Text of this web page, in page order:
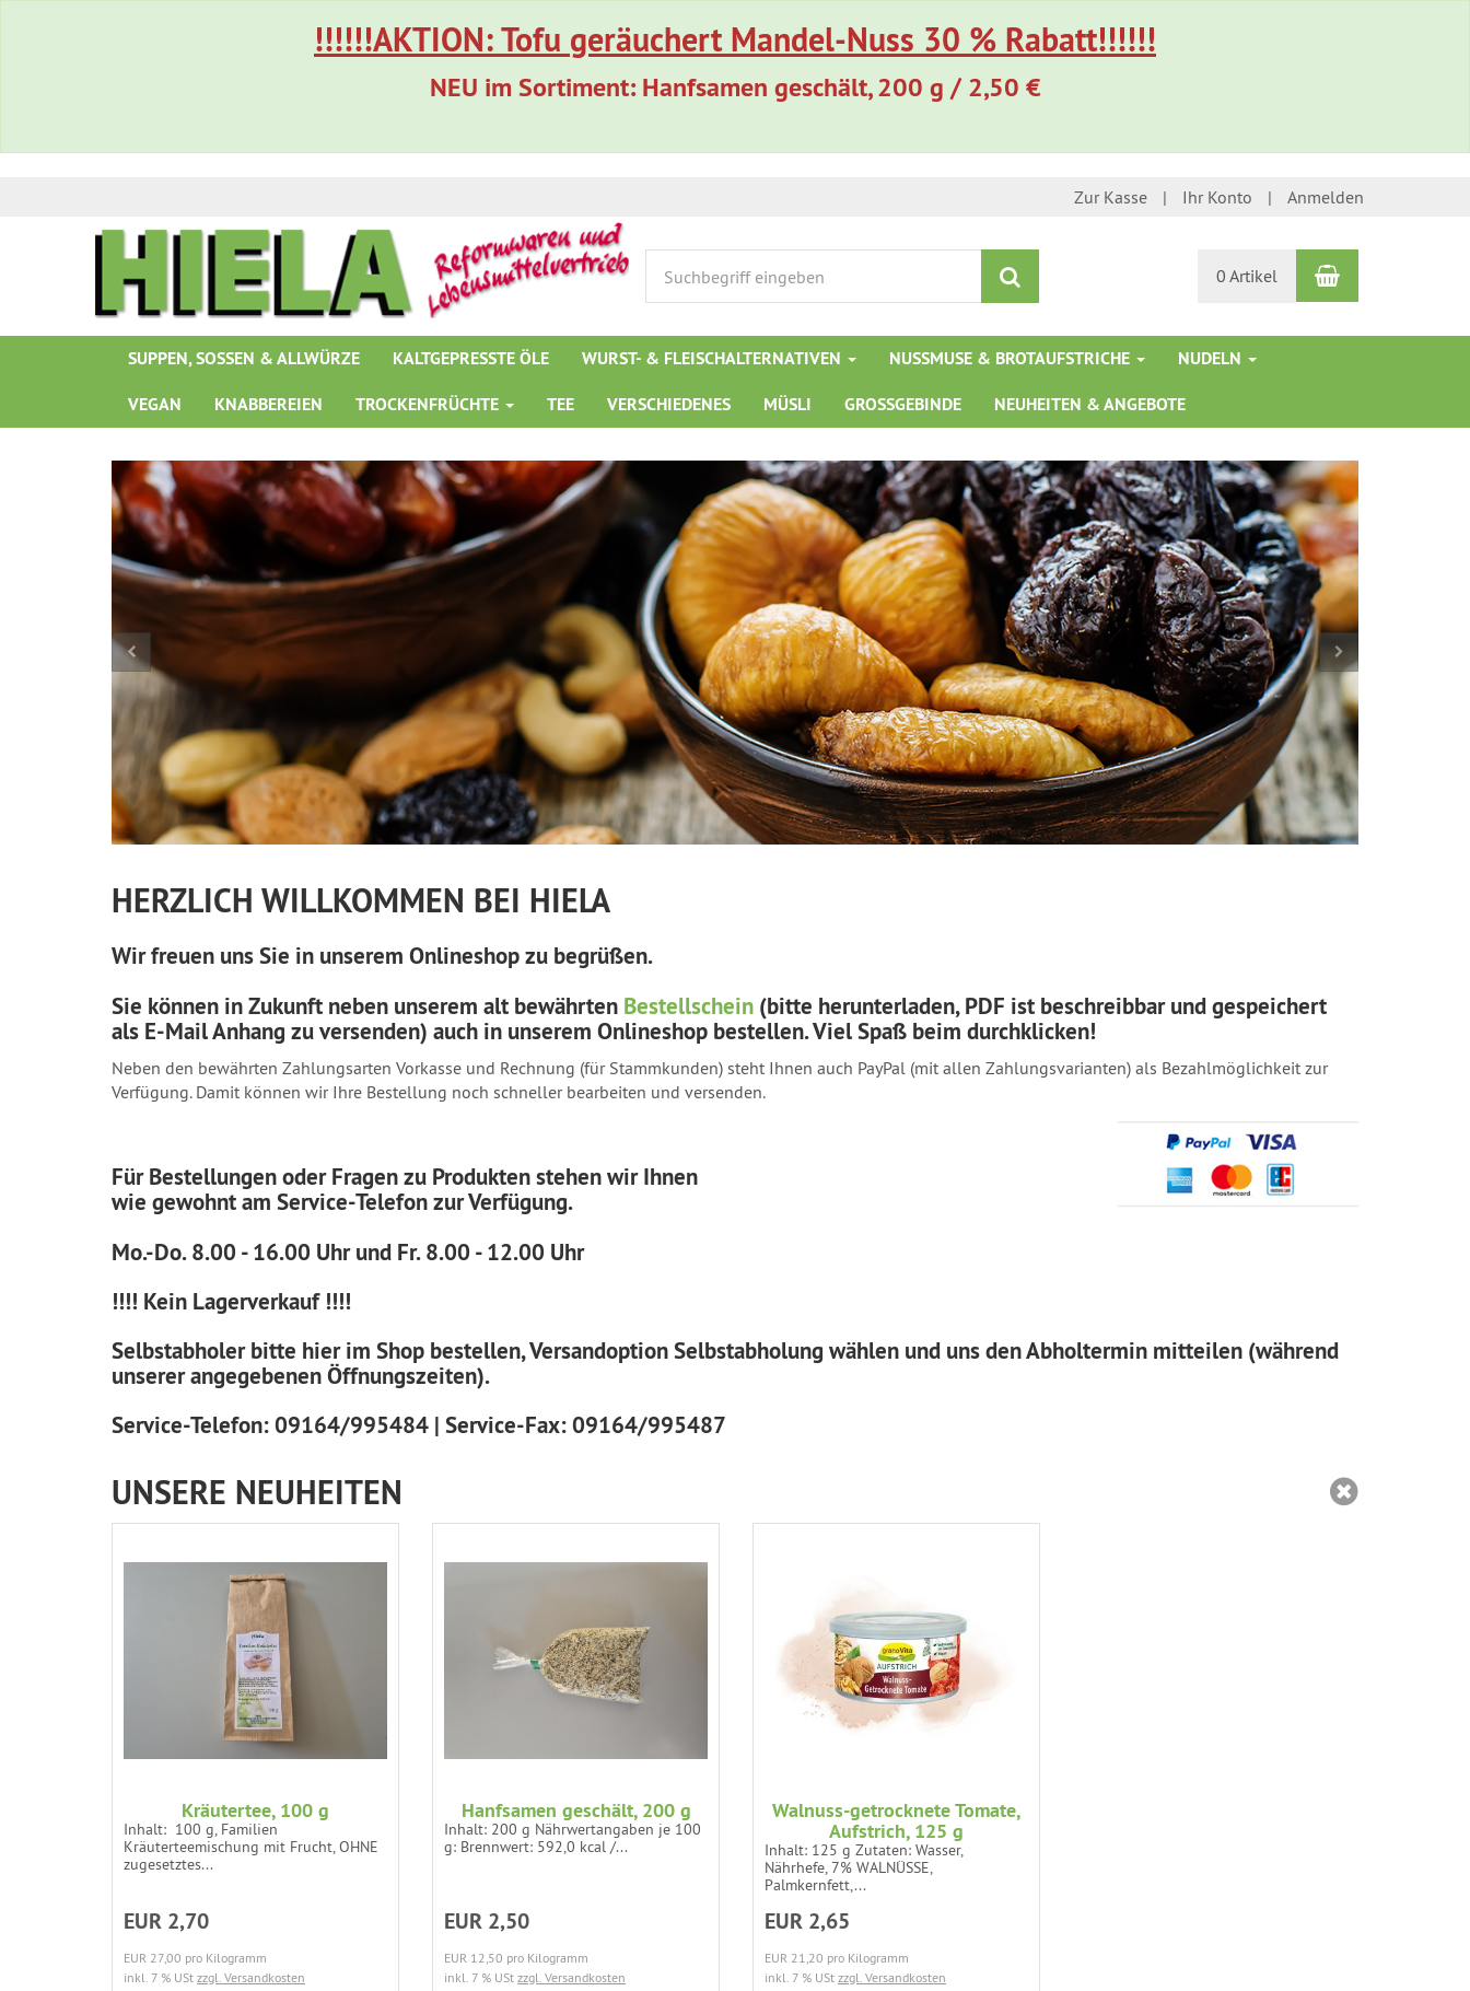
!!!!!!AKTION: Tofu geräuchert Mandel-Nuss 30 % Rabatt!!!!!!
NEU im Sortiment: Hanfsamen geschält, 200 g / 2,50 €
Zur Kasse Ihr Konto Anmelden
0 Artikel Warenkorb
SUPPEN, SOSSEN & ALLWÜRZE KALTGEPRESSTE ÖLE WURST- & FLEISCHALTERNATIVEN NUSSMUSE & BROTAUFSTRICHE
NUDELN
VEGAN
KNABBEREIEN TROCKENFRÜCHTE TEE VERSCHIEDENES MÜSLI GROSSGEBINDE NEUHEITEN & ANGEBOTE
HERZLICH WILLKOMMEN BEI HIELA
Wir freuen uns Sie in unserem Onlineshop zu begrüßen.
Sie können in Zukunft neben unserem alt bewährten Bestellschein (bitte herunterladen, PDF ist beschreibbar und gespeichert
als E-Mail Anhang zu versenden) auch in unserem Onlineshop bestellen. Viel Spaß beim durchklicken!
Neben den bewährten Zahlungsarten Vorkasse und Rechnung (für Stammkunden) steht Ihnen auch PayPal (mit allen Zahlungsvarianten) als Bezahlmöglichkeit zur
Verfügung. Damit können wir Ihre Bestellung noch schneller bearbeiten und versenden.
Für Bestellungen oder Fragen zu Produkten stehen wir Ihnen
wie gewohnt am Service-Telefon zur Verfügung.
Mo.-Do. 8.00 - 16.00 Uhr und Fr. 8.00 - 12.00 Uhr
!!!! Kein Lagerverkauf !!!!
Selbstabholer bitte hier im Shop bestellen, Versandoption Selbstabholung wählen und uns den Abholtermin mitteilen (während
unserer angegebenen Öffnungszeiten).
Service-Telefon: 09164/995484 | Service-Fax: 09164/995487
UNSERE NEUHEITEN
Kräutertee, 100 g
Inhalt: 100 g, Familien
Kräuterteemischung mit Frucht, OHNE
zugesetztes...
EUR 2,70
EUR 27,00 pro Kilogramm
inkl. 7 % USt zzgl. Versandkosten
Hanfsamen geschält, 200 g
Inhalt: 200 g Nährwertangaben je 100
g: Brennwert: 592,0 kcal /...
EUR 2,50
EUR 12,50 pro Kilogramm
inkl. 7 % USt zzgl. Versandkosten
Walnuss-getrocknete Tomate,
Aufstrich, 125 g
Inhalt: 125 g Zutaten: Wasser,
Nährhefe, 7% WALNÜSSE,
Palmkernfett,...
EUR 2,65
EUR 21,20 pro Kilogramm
inkl. 7 % USt zzgl. Versandkosten